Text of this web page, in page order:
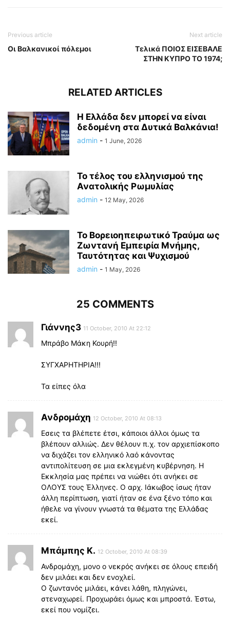
Previous article
Οι Βαλκανικοί πόλεμοι
Next article
Tελικά ΠΟΙΟΣ ΕΙΣΕΒΑΛΕ
ΣΤΗΝ ΚΥΠΡΟ TO 1974;
RELATED ARTICLES
Η Ελλάδα δεν μπορεί να είναι
δεδομένη στα Δυτικά Βαλκάνια!
admin - 1 June, 2026
Το τέλος του ελληνισμού της
Ανατολικής Ρωμυλίας
admin - 12 May, 2026
Το Βορειοηπειρωτικό Τραύμα ως
Ζωντανή Εμπειρία Μνήμης,
Ταυτότητας και Ψυχισμού
admin - 1 May, 2026
25 COMMENTS
Γιάννης3 11 October, 2010 At 22:12
Μπράβο Μάκη Κουρή!!
ΣΥΓΧΑΡΗΤΗΡΙΑ!!!
Τα είπες όλα
Ανδρομάχη 12 October, 2010 At 08:13
Εσεις τα βλέπετε έτσι, κάποιοι άλλοι όμως τα
βλέπουν αλλιώς. Δεν θέλουν π.χ. τον αρχιεπίσκοπο
να διχάζει τον ελληνικό λαό κάνοντας
αντιπολίτευση σε μια εκλεγμένη κυβέρνηση. Η
Εκκλησία μας πρέπει να νιώθει ότι ανήκει σε
ΟΛΟΥΣ τους Έλληνες. Ο αρχ. Ιάκωβος ίσως ήταν
άλλη περίπτωση, γιατί ήταν σε ένα ξένο τόπο και
ήθελε να γίνουν γνωστά τα θέματα της Ελλάδας
εκεί.
Μπάμπης K. 12 October, 2010 At 08:39
Ανδρομάχη, μονο ο νεκρός ανήκει σε όλους επειδή
δεν μιλάει και δεν ενοχλεί.
Ο ζωντανός μιλάει, κάνει λάθη, πληγώνει,
στεναχωρεί. Προχωράει όμως και μπροστά. Έστω,
εκεί που νομίζει.